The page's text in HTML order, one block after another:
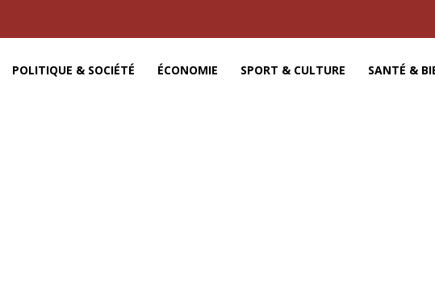
POLITIQUE & SOCIÉTÉ ÉCONOMIE SPORT & CULTURE SANTÉ &